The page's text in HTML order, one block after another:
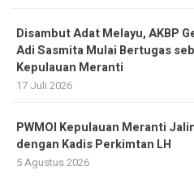
Disambut Adat Melayu, AKBP
Adi Sasmita Mulai Bertugas
Kepulauan Meranti
17 Juli 2026
PWMOI Kepulauan Meranti
dengan Kadis Perkimtan LH
5 Agustus 2026